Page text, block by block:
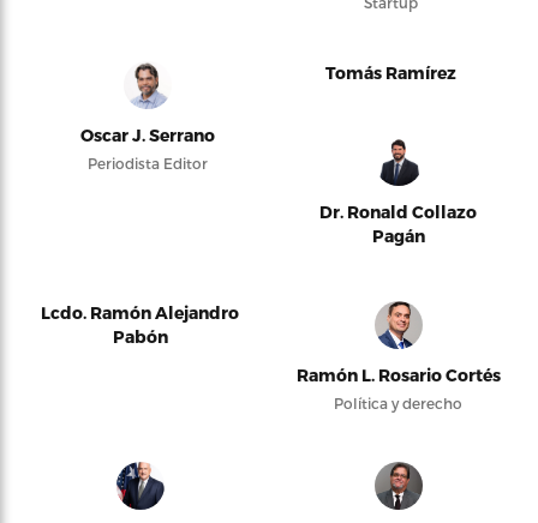
Oscar J. Serrano
Periodista Editor
Tomás Ramírez
Dr. Ronald Collazo
Pagán
Lcdo. Ramón Alejandro
Pabón
Ramón L. Rosario Cortés
Política y derecho